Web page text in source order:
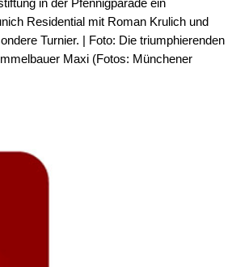
Residential mit Roman Krulich und
Turnier. | Foto: Die triumphierenden
Maxi (Fotos: Münchener